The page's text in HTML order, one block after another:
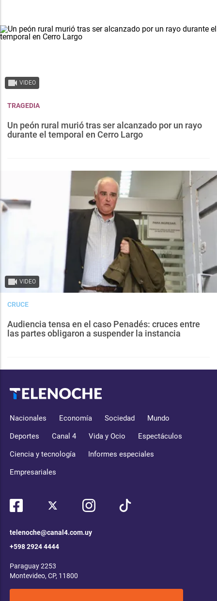
VIDEO
TRAGEDIA
Un peón rural murió tras ser alcanzado por un rayo
durante el temporal en Cerro Largo
VIDEO
CRUCE
Audiencia tensa en el caso Penadés: cruces entre
las partes obligaron a suspender la instancia
Nacionales Economía Sociedad Mundo
Deportes Canal 4 Vida y Ocio Espectáculos
Ciencia y tecnología Informes especiales
Empresariales
telenoche@canal4.com.uy
+598 2924 4444
Paraguay 2253
Montevideo, CP, 11800